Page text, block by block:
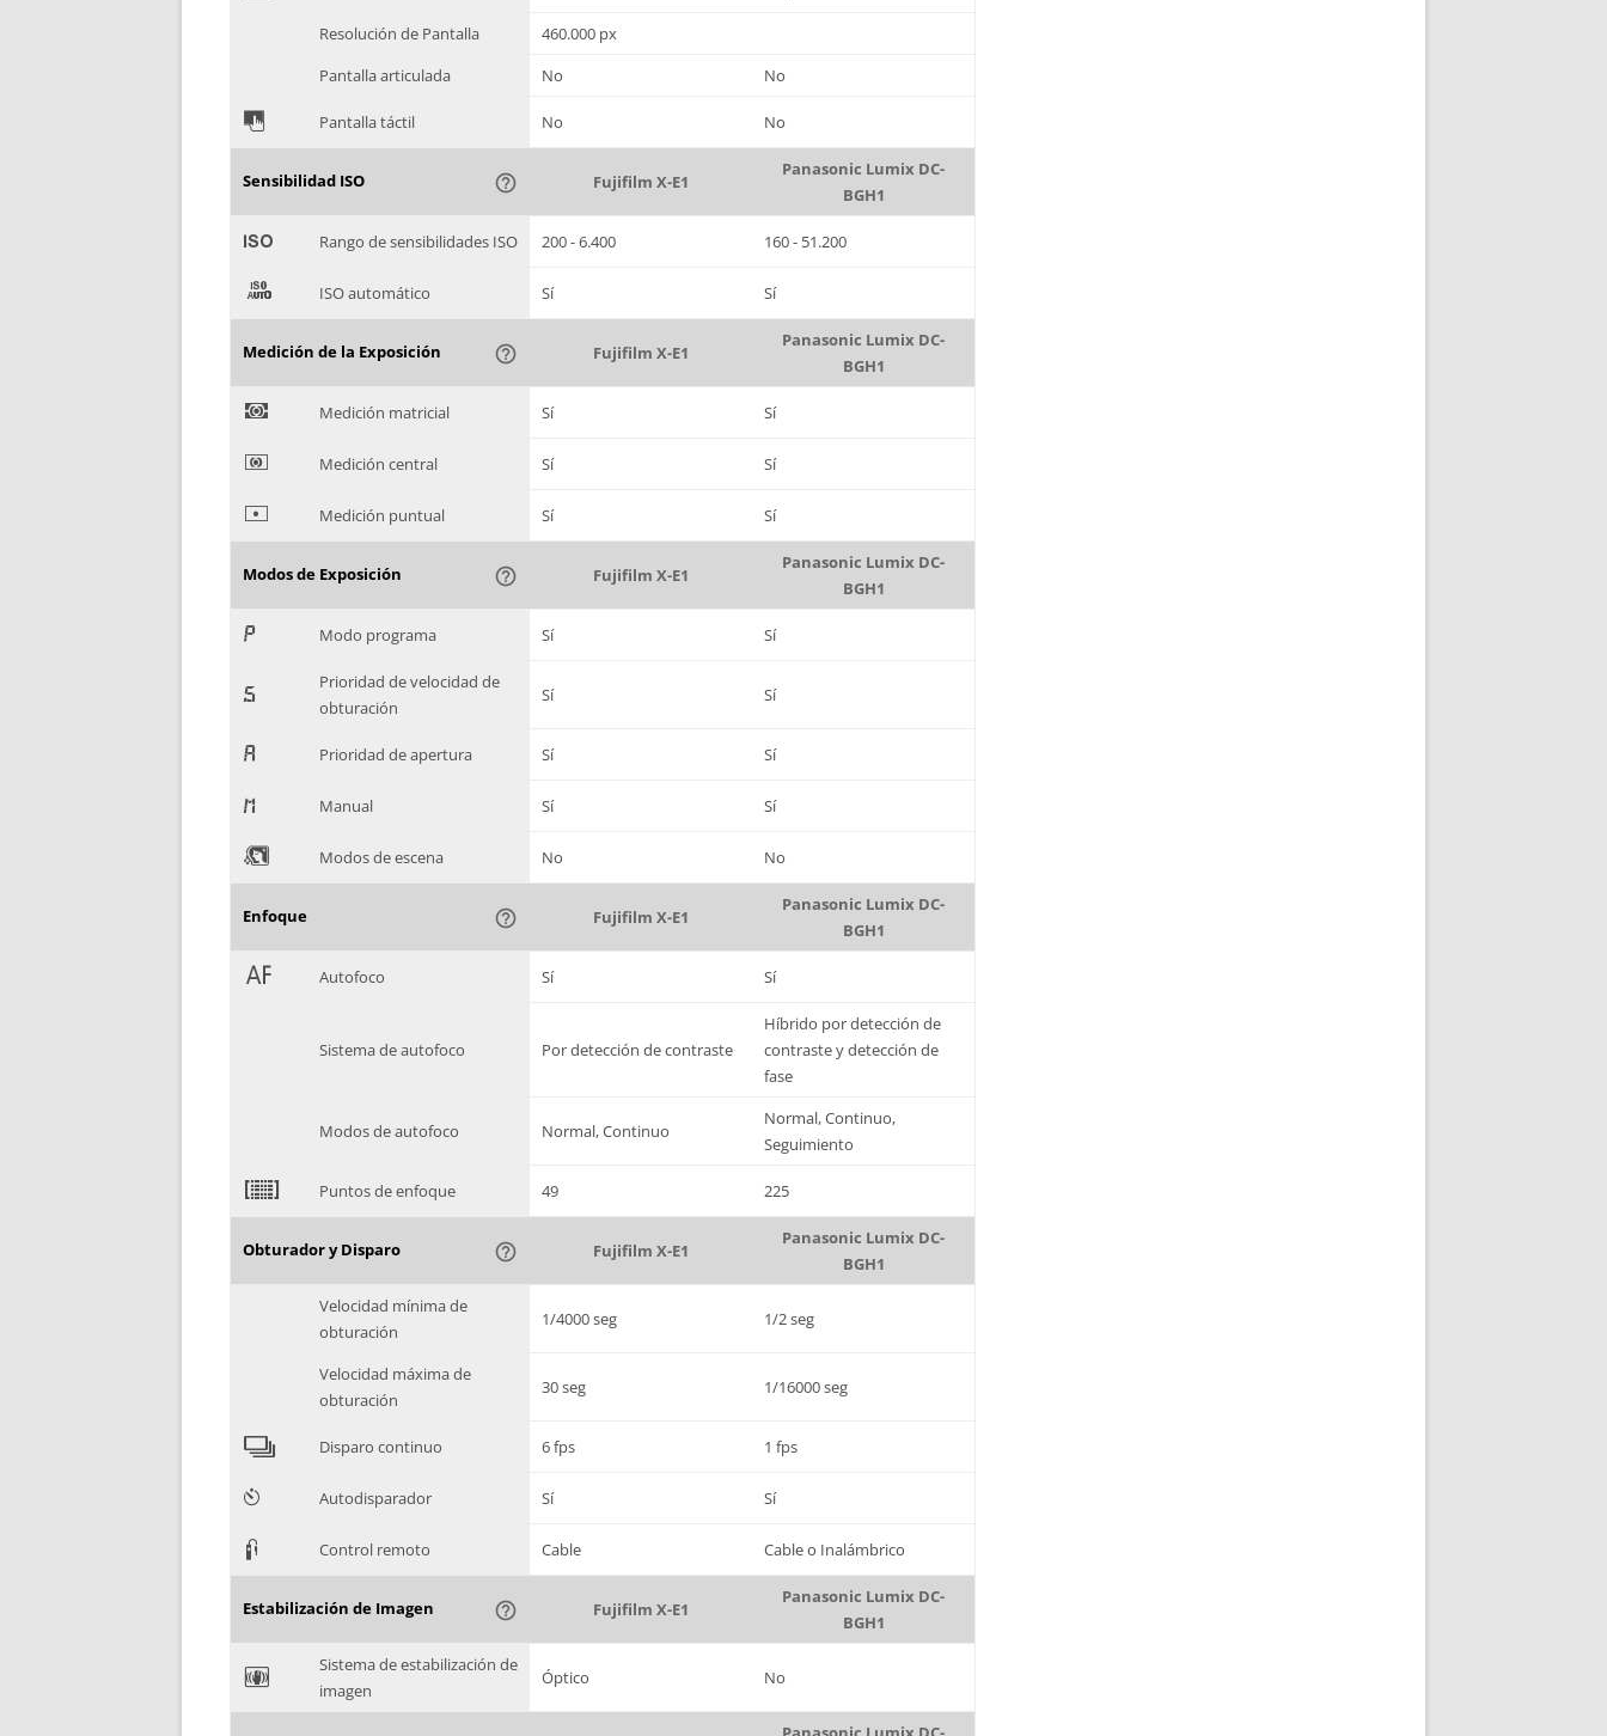
Resolución de Pantalla
460.000 px
Pantalla articulada
No No
& Pantalla táctil No No
Sensibilidad ISO help_outline Fujifilm X-E1
Panasonic Lumix DC-
BGH1
' Rango de sensibilidades ISO 200 - 6.400 160 - 51.200
( ISO automático Sí Sí
Medición de la Exposición help_outline Fujifilm X-E1
Panasonic Lumix DC-
BGH1
) Medición matricial Sí Sí
* Medición central Sí Sí
+ Medición puntual Sí Sí
Modos de Exposición help_outline Fujifilm X-E1
Panasonic Lumix DC-
BGH1
, Modo programa Sí Sí
-
Prioridad de velocidad de
obturación
Sí Sí
. Prioridad de apertura Sí Sí
/ Manual Sí Sí
0 Modos de escena No No
Enfoque help_outline Fujifilm X-E1
Panasonic Lumix DC-
BGH1
1 Autofoco Sí Sí
Sistema de autofoco Por detección de contraste
Híbrido por detección de
contraste y detección de
fase
Modos de autofoco Normal, Continuo
Normal, Continuo,
Seguimiento
2 Puntos de enfoque 49 225
Obturador y Disparo help_outline Fujifilm X-E1
Panasonic Lumix DC-
BGH1
Velocidad mínima de
obturación
1/4000 seg 1/2 seg
Velocidad máxima de
obturación
30 seg 1/16000 seg
4 Disparo continuo 6 fps 1 fps
6 Autodisparador Sí Sí
3 Control remoto Cable Cable o Inalámbrico
Estabilización de Imagen help_outline Fujifilm X-E1
Panasonic Lumix DC-
BGH1
F
Sistema de estabilización de
imagen
Óptico No